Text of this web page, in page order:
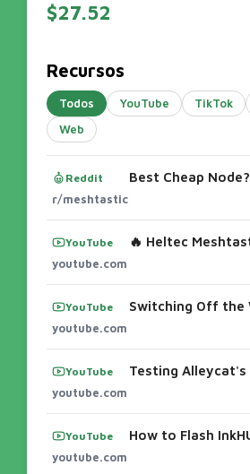
$27.52
Recursos
Todos YouTube TikTok
Web
Reddit Best Cheap Node?
r/meshtastic
YouTube
youtube.com
YouTube
youtube.com
YouTube
youtube.com
YouTube
youtube.com